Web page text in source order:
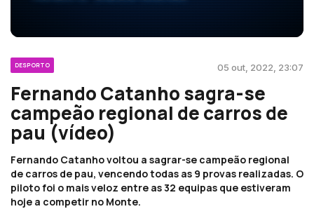
DESPORTO 05 out, 2022, 23:07
Fernando Catanho sagra-se
campeão regional de carros de
pau (vídeo)
Fernando Catanho voltou a sagrar-se campeão regional
de carros de pau, vencendo todas as 9 provas realizadas. O
piloto foi o mais veloz entre as 32 equipas que estiveram
hoje a competir no Monte.